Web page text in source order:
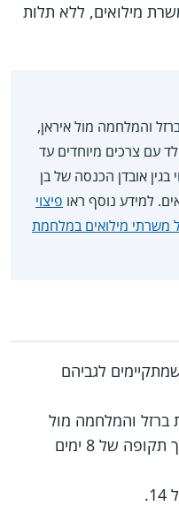
הוא 2,000 ₪ למשרת מילואים, ללא תלות
והמלחמה מול איראן,
לילדים עד גיל 14 או ילד עם צרכים מיוחדים עד
בגין אובדן הכנסה של בן
למידע נוסף ראו פיצוי
משרתי מילואים במלחמת
לגביהם
והמלחמה מול
איראן במסגרת צו 8, במשך תקופה של 8 ימים